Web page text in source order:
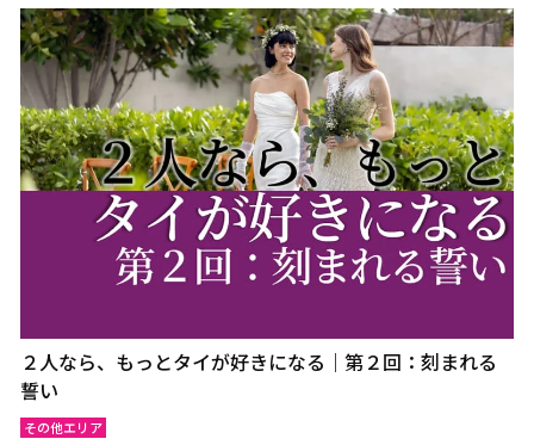
２人なら、もっとタイが好きになる｜第２回：刻まれる
誓い
その他エリア